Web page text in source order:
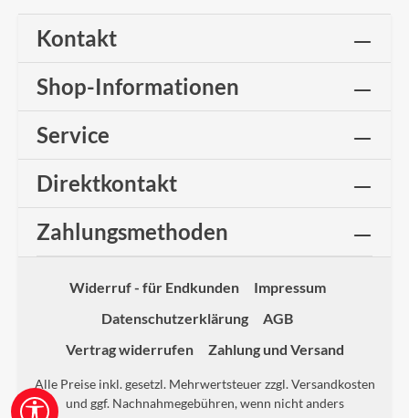
Kontakt
Shop-Informationen
Service
Direktkontakt
Zahlungsmethoden
Widerruf - für Endkunden
Impressum
Datenschutzerklärung
AGB
Vertrag widerrufen
Zahlung und Versand
Alle Preise inkl. gesetzl. Mehrwertsteuer zzgl.Versandkosten
und ggf. Nachnahmegebühren, wenn nicht anders
Werkzeugleiste anzeigen